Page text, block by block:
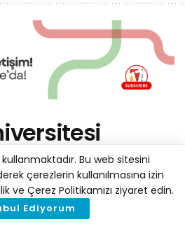
Türkiye’nin
Yön
Bu web sitesini
çerezlerin kullanılmasına izin
ve Çerez Politikamızı ziyaret edin.
Ediyorum